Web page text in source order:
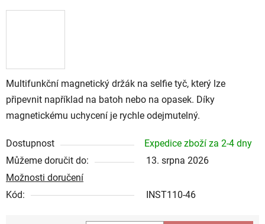
Multifunkční magnetický držák na selfie tyč, který lze
připevnit například na batoh nebo na opasek. Díky
magnetickému uchycení je rychle odejmutelný.
Dostupnost
Expedice zboží za 2-4 dny
Můžeme doručit do:
13. srpna 2026
Možnosti doručení
Kód:
INST110-46